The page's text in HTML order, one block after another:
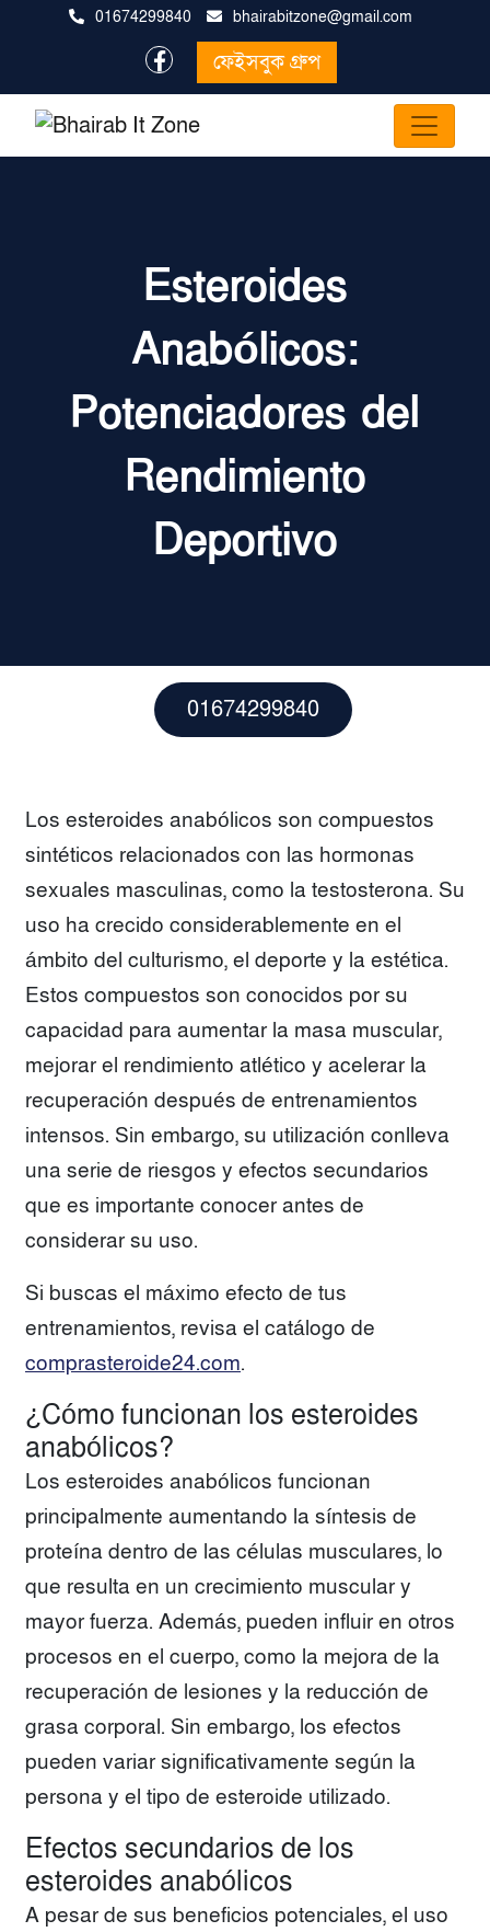
01674299840 bhairabitzone@gmail.com
ফেইসবুক গ্রুপ
Esteroides
Anabólicos:
Potenciadores del
Rendimiento
Deportivo
01674299840
Los esteroides anabólicos son compuestos
sintéticos relacionados con las hormonas
sexuales masculinas, como la testosterona. Su
uso ha crecido considerablemente en el
ámbito del culturismo, el deporte y la estética.
Estos compuestos son conocidos por su
capacidad para aumentar la masa muscular,
mejorar el rendimiento atlético y acelerar la
recuperación después de entrenamientos
intensos. Sin embargo, su utilización conlleva
una serie de riesgos y efectos secundarios
que es importante conocer antes de
considerar su uso.
Si buscas el máximo efecto de tus
entrenamientos, revisa el catálogo de
comprasteroide24.com.
¿Cómo funcionan los esteroides
anabólicos?
Los esteroides anabólicos funcionan
principalmente aumentando la síntesis de
proteína dentro de las células musculares, lo
que resulta en un crecimiento muscular y
mayor fuerza. Además, pueden influir en otros
procesos en el cuerpo, como la mejora de la
recuperación de lesiones y la reducción de
grasa corporal. Sin embargo, los efectos
pueden variar significativamente según la
persona y el tipo de esteroide utilizado.
Efectos secundarios de los
esteroides anabólicos
A pesar de sus beneficios potenciales, el uso